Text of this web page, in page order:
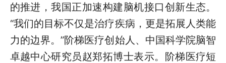
的推进，我国正加速构建脑机接口创新生态。
“我们的目标不仅是治疗疾病，更是拓展人类能
力的边界。”阶梯医疗创始人、中国科学院脑智
卓越中心研究员赵郑拓博士表示。阶梯医疗短